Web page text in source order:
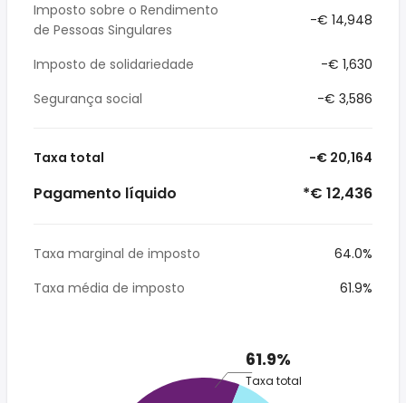
Imposto sobre o Rendimento
de Pessoas Singulares
-€ 14,948
Imposto de solidariedade
-€ 1,630
Segurança social
-€ 3,586
Taxa total -€ 20,164
Pagamento líquido *€ 12,436
Taxa marginal de imposto
64.0%
Taxa média de imposto
61.9%
61.9%
Taxa total